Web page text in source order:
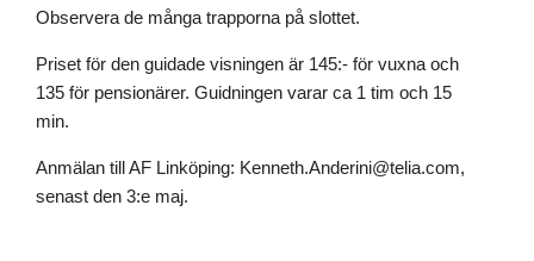
Observera de många trapporna på slottet.
Priset för den guidade visningen är 145:- för vuxna och
135 för pensionärer. Guidningen varar ca 1 tim och 15
min.
Anmälan till AF Linköping: Kenneth.Anderini@telia.com,
senast den 3:e maj.